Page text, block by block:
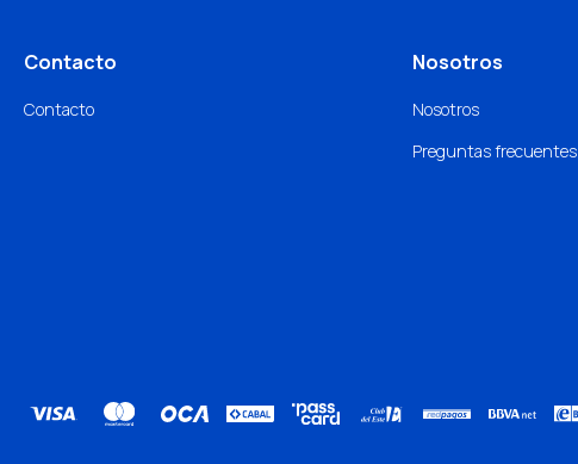
Contacto
Contacto
Nosotros
Nosotros
Preguntas frecuentes